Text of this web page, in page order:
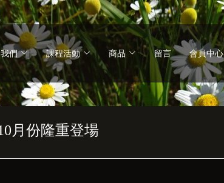
們 課程活動 商品 留言 會員中心
月份隆重登場